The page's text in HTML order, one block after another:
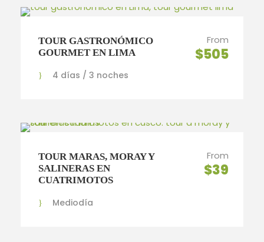
TOUR GASTRONÓMICO
GOURMET EN LIMA
From
$505
4 días / 3 noches
TOUR MARAS, MORAY Y
SALINERAS EN
CUATRIMOTOS
From
$39
Mediodía